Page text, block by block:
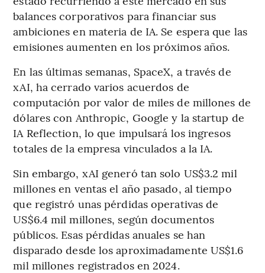
balances corporativos para financiar sus
ambiciones en materia de IA. Se espera que las
emisiones aumenten en los próximos años.
En las últimas semanas, SpaceX, a través de
xAI, ha cerrado varios acuerdos de
computación por valor de miles de millones de
dólares con Anthropic, Google y la startup de
IA Reflection, lo que impulsará los ingresos
totales de la empresa vinculados a la IA.
Sin embargo, xAI generó tan solo US$3.2 mil
millones en ventas el año pasado, al tiempo
que registró unas pérdidas operativas de
US$6.4 mil millones, según documentos
públicos. Esas pérdidas anuales se han
disparado desde los aproximadamente US$1.6
mil millones registrados en 2024.